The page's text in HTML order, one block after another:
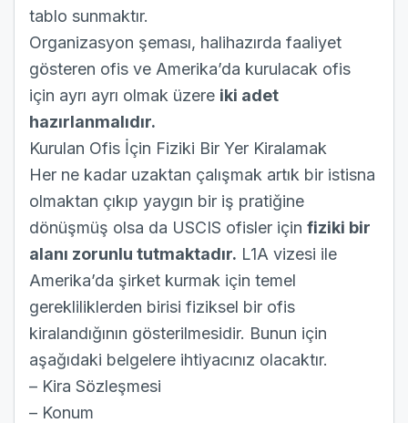
tablo sunmaktır.
Organizasyon şeması, halihazırda faaliyet
gösteren ofis ve Amerika’da kurulacak ofis
için ayrı ayrı olmak üzere iki adet
hazırlanmalıdır.
Kurulan Ofis İçin Fiziki Bir Yer Kiralamak
Her ne kadar uzaktan çalışmak artık bir istisna
olmaktan çıkıp yaygın bir iş pratiğine
dönüşmüş olsa da USCIS ofisler için fiziki bir
alanı zorunlu tutmaktadır. L1A vizesi ile
Amerika’da şirket kurmak için temel
gerekliliklerden birisi fiziksel bir ofis
kiralandığının gösterilmesidir. Bunun için
aşağıdaki belgelere ihtiyacınız olacaktır.
– Kira Sözleşmesi
– Konum